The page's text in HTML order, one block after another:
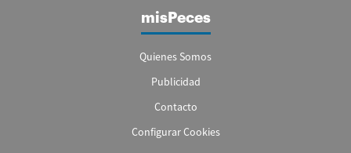
misPeces
Quienes Somos
Publicidad
Contacto
Configurar Cookies